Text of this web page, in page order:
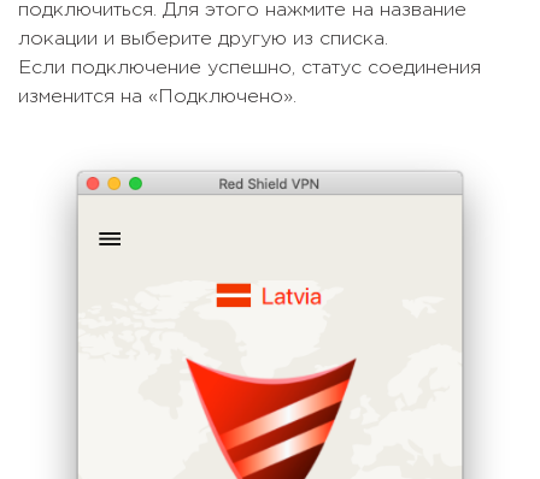
подключиться. Для этого нажмите на название
локации и выберите другую из списка.
Если подключение успешно, статус соединения
изменится на «Подключено».